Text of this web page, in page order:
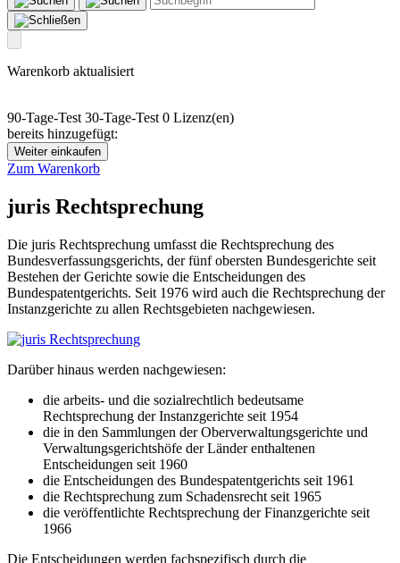
Warenkorb aktualisiert
90-Tage-Test 30-Tage-Test 0 Lizenz(en)
bereits hinzugefügt:
Weiter einkaufen
Zum Warenkorb
juris Rechtsprechung
Die juris Rechtsprechung umfasst die Rechtsprechung des
Bundesverfassungsgerichts, der fünf obersten Bundesgerichte seit
Bestehen der Gerichte sowie die Entscheidungen des
Bundespatentgerichts. Seit 1976 wird auch die Rechtsprechung der
Instanzgerichte zu allen Rechtsgebieten nachgewiesen.
Darüber hinaus werden nachgewiesen:
die arbeits- und die sozialrechtlich bedeutsame
Rechtsprechung der Instanzgerichte seit 1954
die in den Sammlungen der Oberverwaltungsgerichte und
Verwaltungsgerichtshöfe der Länder enthaltenen
Entscheidungen seit 1960
die Entscheidungen des Bundespatentgerichts seit 1961
die Rechtsprechung zum Schadensrecht seit 1965
die veröffentlichte Rechtsprechung der Finanzgerichte seit
1966
Die Entscheidungen werden fachspezifisch durch die